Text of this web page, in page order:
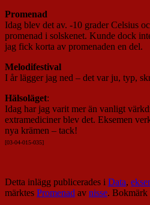
Promenad
Idag blev det av. -10 grader Celsius
promenad i solskenet. Kunde dock
jag fick korta av promenaden en del.
Melodifestival
I år lägger jag ned – det var ju, typ,
Hälsoläget:
Idag har jag varit mer än vanligt
extramediciner blev det. Eksemen
nya krämen – tack!
[03-04-015-035]
Detta inlägg publicerades i Data,
märktes Promenad av nisse. Bokmärk